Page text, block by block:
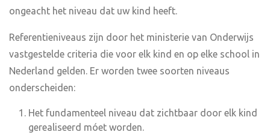
ongeacht het niveau dat uw kind heeft.
Referentieniveaus zijn door het ministerie van Onderwijs
vastgestelde criteria die voor elk kind en op elke school in
Nederland gelden. Er worden twee soorten niveaus
onderscheiden:
Het fundamenteel niveau dat zichtbaar door elk kind
gerealiseerd móet worden.